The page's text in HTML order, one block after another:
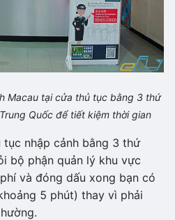
Macau tại cửa thủ tục bằng 3 thứ
Quốc để tiết kiệm thời gian
nhập cảnh bằng 3 thứ
bộ phận quản lý khu vực
và đóng dấu xong bạn có
5 phút) thay vì phải